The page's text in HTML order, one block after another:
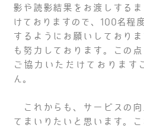
影や読影結果をお渡しする
けておりますので、100名程
するようにお願いしており
も努力しております。この
ご協力いただけております
ん。
これからも、サービスの
てまいりたいと思います。